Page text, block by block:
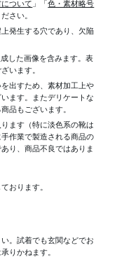
ついて 」「色・素材略号
さい。
発生する穴であり、欠陥
した画像を含みます。表
います。
を出すため、素材加工上
ます。またデリケートな
品もございます。
ます（特に淡色系の靴は
作業で製造される商品の
り、商品不良ではありま
おります。
。試着でも玄関などでお
りかねます。